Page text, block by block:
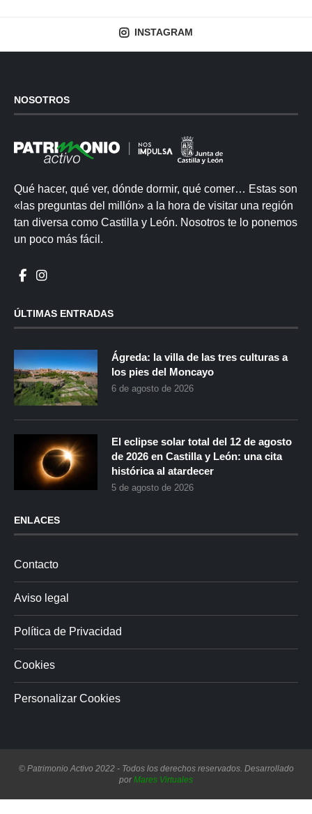
INSTAGRAM
NOSOTROS
Qué hacer, qué ver, dónde dormir, qué comer… Estas son
«las preguntas del millón» a la hora de visitar una región
tan diversa como Castilla y León. Nosotros te lo ponemos
un poco más fácil.
ÚLTIMAS ENTRADAS
Ágreda: la villa de las tres culturas a
los pies del Moncayo
6 de agosto de 2026
El eclipse solar total del 12 de agosto
de 2026 en Castilla y León: una cita
histórica al atardecer
5 de agosto de 2026
ENLACES
Contacto
Aviso legal
Política de Privacidad
Cookies
Personalizar Cookies
© Patrimonio Activo 2022 - Todos los derechos reservados. Desarrollado
porMares Virtuales